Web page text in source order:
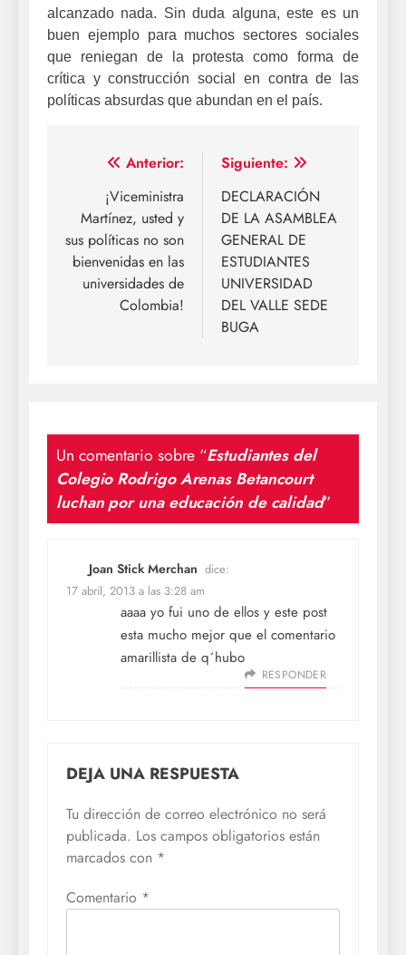
alcanzado nada. Sin duda alguna, este es un
buen ejemplo para muchos sectores sociales
que reniegan de la protesta como forma de
crítica y construcción social en contra de las
políticas absurdas que abundan en el país.
Navegación
entradas
Anterior:
¡Viceministra
Martínez, usted y
sus políticas no son
bienvenidas en las
universidades de
Colombia!
Siguiente:
DECLARACIÓN
DE LA ASAMBLEA
GENERAL DE
ESTUDIANTES
UNIVERSIDAD
DEL VALLE SEDE
BUGA
Un comentario sobre “Estudiantes del
Colegio Rodrigo Arenas Betancourt
luchan por una educación de calidad”
Joan Stick Merchan dice:
17 abril, 2013 a las 3:28 am
aaaa yo fui uno de ellos y este post
esta mucho mejor que el comentario
amarillista de q´hubo
RESPONDER
DEJA UNA RESPUESTA
Tu dirección de correo electrónico no será
publicada. Los campos obligatorios están
marcados con *
Comentario *